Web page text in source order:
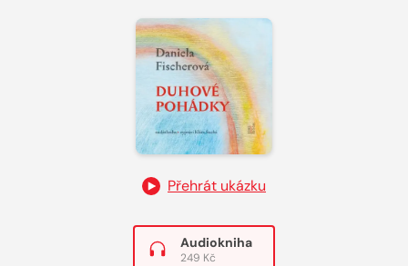
Přehrát ukázku
Audiokniha
249 Kč